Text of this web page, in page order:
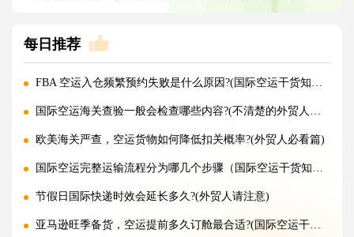
每日推荐
FBA 空运入仓频繁预约失败是什么原因?(国际空运干货知识分享)
国际空运海关查验一般会检查哪些内容?(不清楚的外贸人看过来)
欧美海关严查，空运货物如何降低扣关概率?(外贸人必看篇)
国际空运完整运输流程分为哪几个步骤（国际空运干货知识分享）
节假日国际快递时效会延长多久?(外贸人请注意)
亚马逊旺季备货，空运提前多久订舱最合适?(国际空运干货知识分享)